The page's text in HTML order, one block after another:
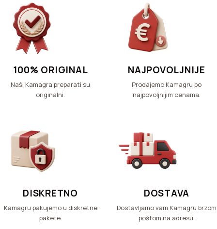
100% ORIGINAL
Naši Kamagra preparati su
originalni.
NAJPOVOLJNIJE
Prodajemo Kamagru po
najpovoljnijim cenama.
DISKRETNO
Kamagru pakujemo u diskretne
pakete.
DOSTAVA
Dostavljamo vam Kamagru brzom
poštom na adresu.